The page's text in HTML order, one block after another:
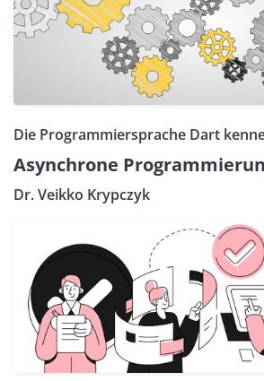
Die Programmiersprache Dart
Asynchrone
Dr. Veikko Krypczyk